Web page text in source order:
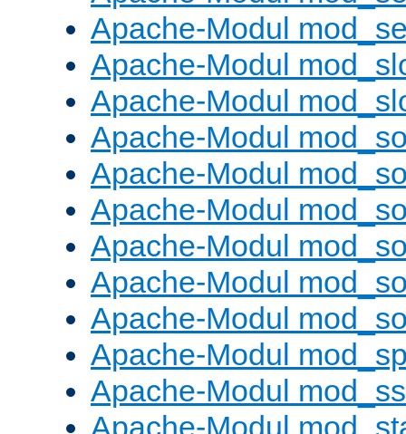
Apache-Modul
Apache-Modul
Apache-Modul
Apache-Modul
Apache-Modul
Apache-Modul
Apache-Modul
Apache-Modul
Apache-Modul
Apache-Modul
Apache-Modul
Apache-Modul